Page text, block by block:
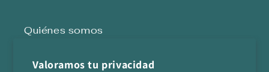
Valoramos tu privacidad
Quiénes somos
Términos y Condiciones